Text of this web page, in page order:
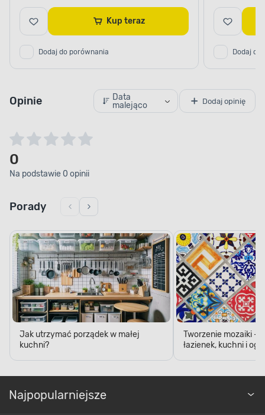
Kup teraz
Dodaj do porównania Dodaj do
Opinie
Data
malejąco
Dodaj opinię
0
Na podstawie 0 opinii
Porady
Jak utrzymać porządek w małej
kuchni?
Tworzenie mozaiki -
łazienek, kuchni i
Najpopularniejsze